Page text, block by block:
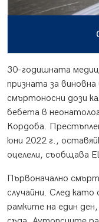
30-годишната
призната за
смъртоносни дози
бебета в
Кордоба.
юни 2022 г.,
оцелели, съобщава
Първоначално
случайни. След като
рамките на един